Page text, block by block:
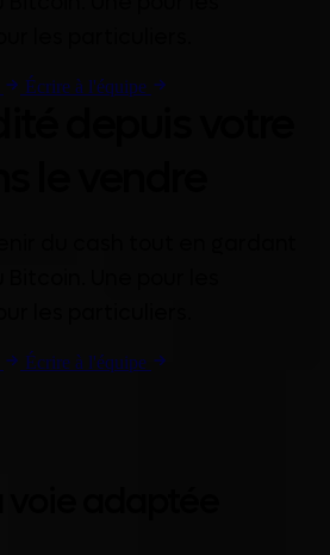
Écrire à l'équipe
Écrire à l'équipe